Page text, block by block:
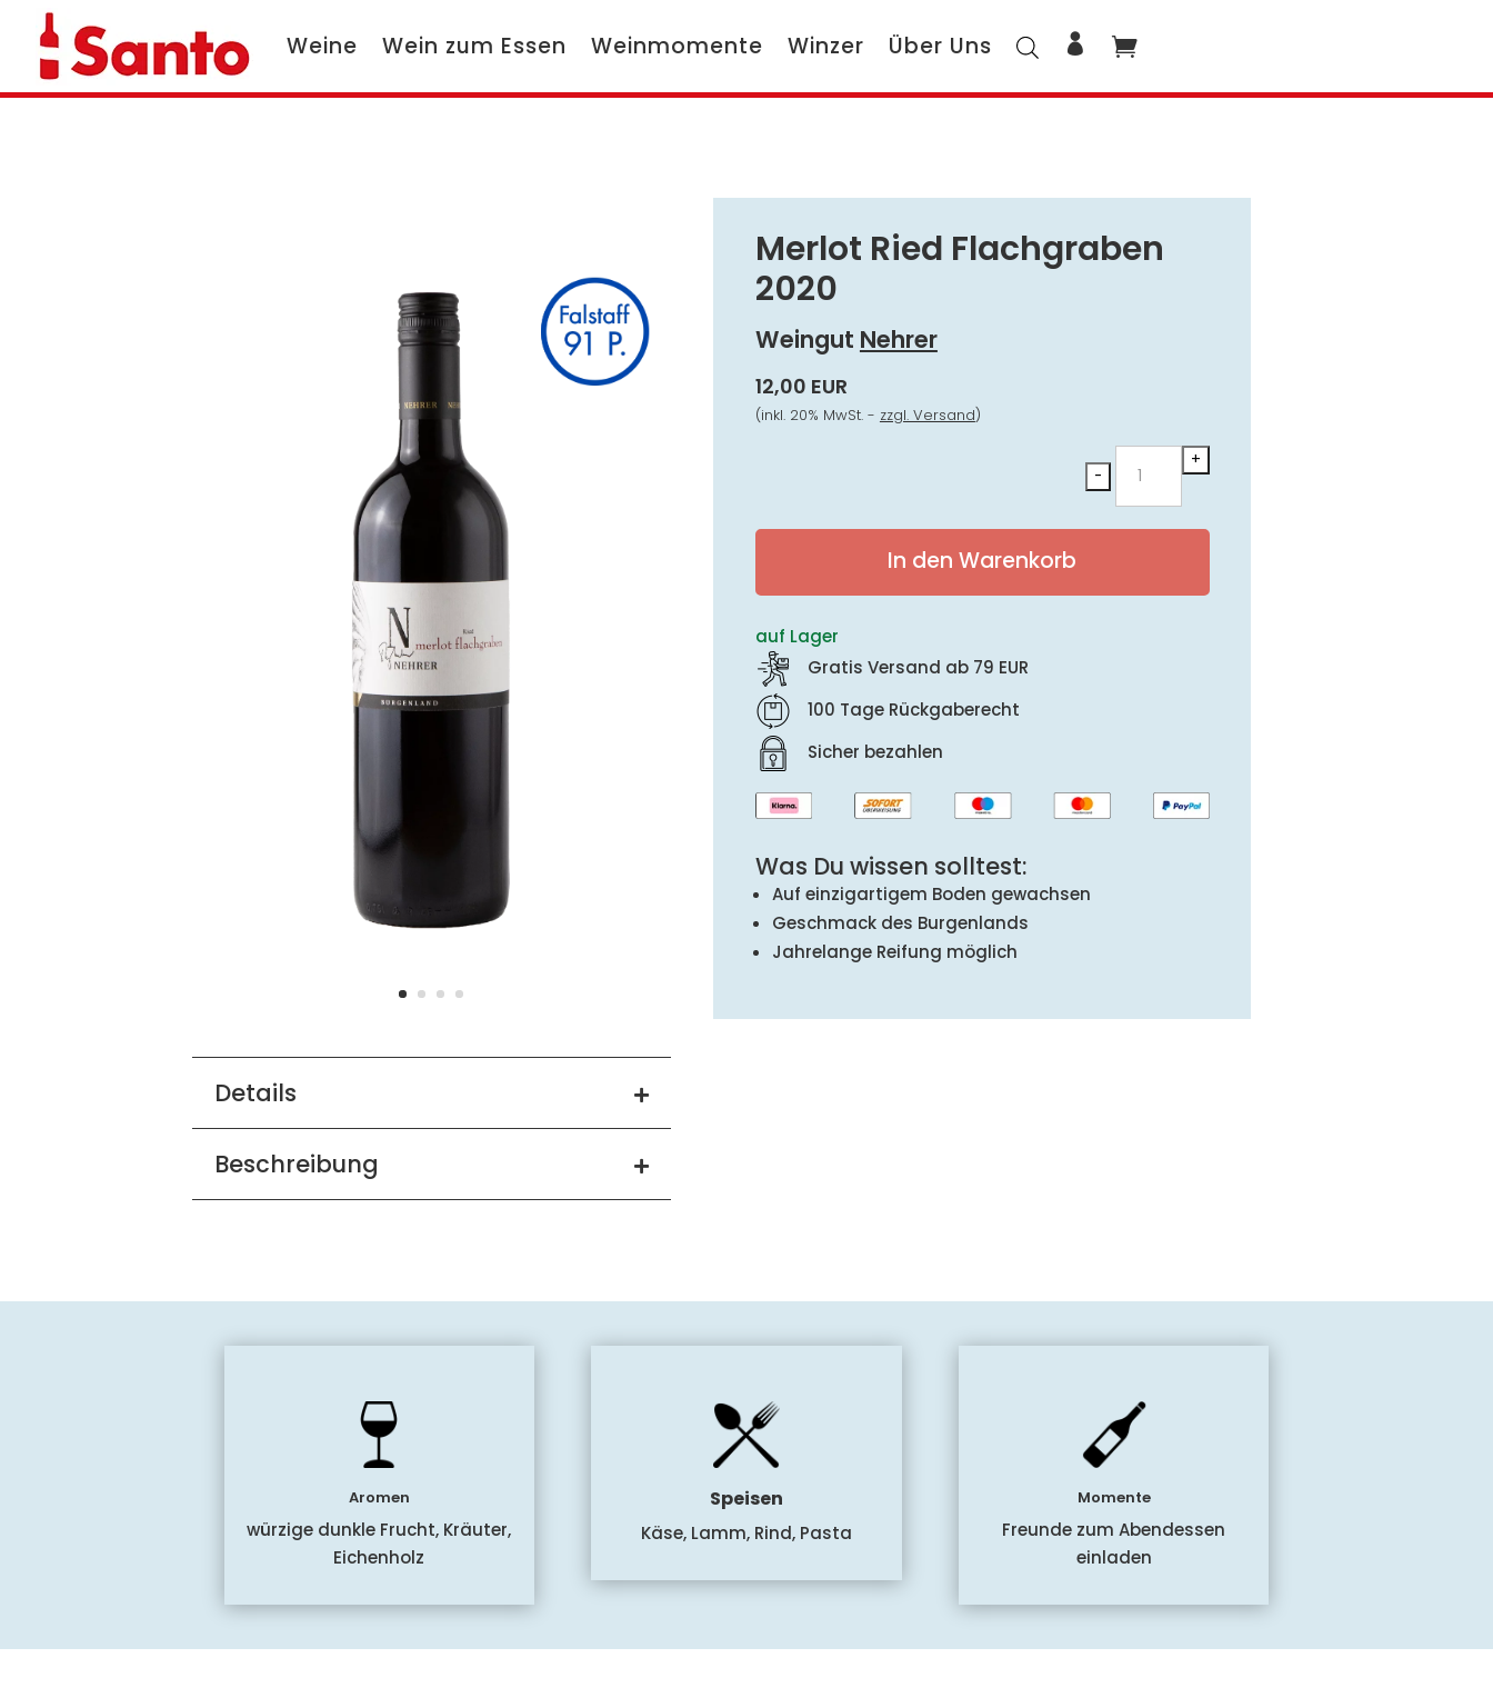
Weine Wein zum Essen Weinmomente Winzer Über Uns
Details
Beschreibung
Merlot Ried Flachgraben
2020
Weingut Nehrer
12,00 EUR
(inkl. 20% MwSt. - zzgl. Versand)
-
Ried
Flachgraben
+
In den Warenkorb
auf Lager
Gratis Versand ab 79 EUR
100 Tage Rückgaberecht
Sicher bezahlen
Was Du wissen solltest:
Auf einzigartigem Boden gewachsen
Geschmack des Burgenlands
Jahrelange Reifung möglich
Aromen
würzige dunkle Frucht, Kräuter,
Eichenholz
Speisen
Käse, Lamm, Rind, Pasta
Momente
Freunde zum Abendessen
einladen